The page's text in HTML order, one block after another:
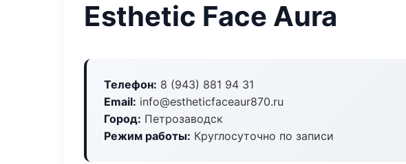
Esthetic Face Aura
Телефон: 8 (943) 881 94 31
Email: info@estheticfaceaur870.ru
Город: Петрозаводск
Режим работы: Круглосуточно по записи